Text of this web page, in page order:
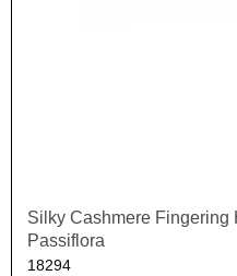
Silky Cashmere Fingering
Passiflora
18294